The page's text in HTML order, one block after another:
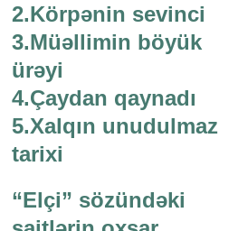
2.Körpənin sevinci
3.Müəllimin böyük
ürəyi
4.Çaydan qaynadı
5.Xalqın unudulmaz
tarixi
“Elçi” sözündəki